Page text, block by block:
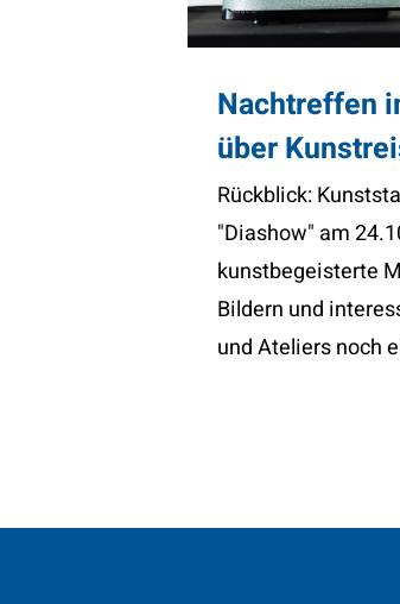
Nachtreffen
über
Rückblick:
"Diashow" am
kunstbegeisterte
Bildern und
und Ateliers noch